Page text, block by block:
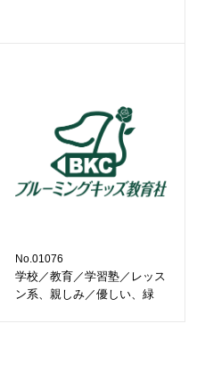
No.01076
学校／教育／学習塾／レッス
ン系、親しみ／優しい、緑